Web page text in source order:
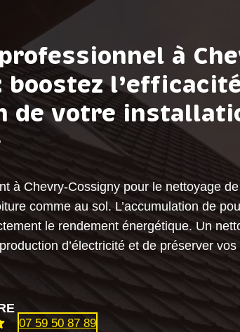
à
boostez
de votre
à Chevry-Cossigny pour le nettoyage
comme au sol. L’accumulation de
le rendement énergétique. Un
d’électricité et de préserver
07 59 50 87 89